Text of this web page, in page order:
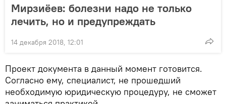
Мирзиёев: болезни надо не только
лечить, но и предупреждать
14 декабря 2018, 12:01
Проект документа в данный момент готовится.
Согласно ему, специалист, не прошедший
необходимую юридическую процедуру, не сможет